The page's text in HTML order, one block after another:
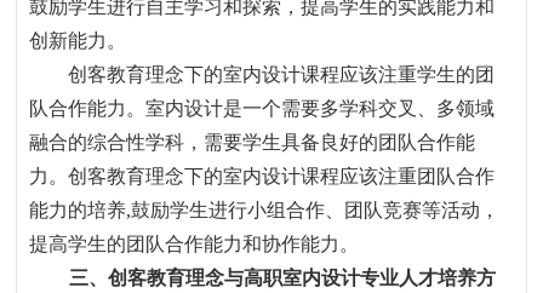
鼓励学生进行自主学习和探索 ，提高学生的实践能力和
创新能力。
创客教育理念下的室内设计课程应该注重学生的团
队合作能力。室内设计是一个需要多学科交叉、多领域
融合的综合性学科 ， 需要学生具备良好的团队合作能
力。创客教育理念下的室内设计课程应该注重团队合作
能力的培养,鼓励学生进行小组合作、团队竞赛等活动 ，
提高学生的团队合作能力和协作能力。
三、创客教育理念与高职室内设计专业人才培养方